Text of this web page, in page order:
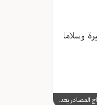
وسلاما
المصادر بعد.